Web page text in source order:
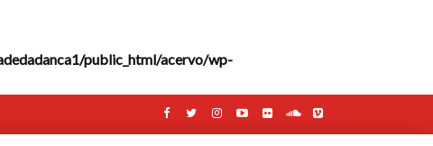
public_html/acervo/wp-